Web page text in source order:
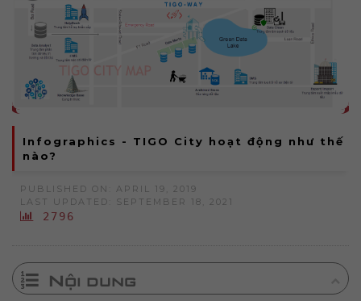
Infographics - TIGO City hoạt động như thế
nào?
PUBLISHED ON: APRIL 19, 2019
LAST UPDATED: SEPTEMBER 18, 2021
2796
Nội dung